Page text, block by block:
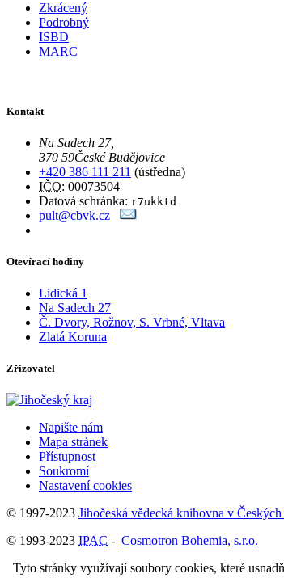
Zkrácený
Podrobný
ISBD
MARC
Kontakt
Na Sadech 27,
370 59České Budějovice
+420 386 111 211 (ústředna)
IČO: 00073504
Datová schránka: r7ukktd
pult@cbvk.cz
Otevírací hodiny
Lidická 1
Na Sadech 27
Č. Dvory, Rožnov, S. Vrbné, Vltava
Zlatá Koruna
Zřizovatel
Napište nám
Mapa stránek
Přístupnost
Soukromí
Nastavení cookies
© 1997-2023 Jihočeská vědecká knihovna v
© 1993-2023 IPAC - Cosmotron Bohemia, s.r.o.
Tyto stránky využívají soubory cookies, které